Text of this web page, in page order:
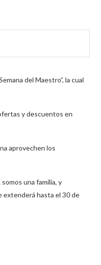
del Maestro”, la cual
y descuentos en
aprovechen los
una familia, y
extenderá hasta el 30 de